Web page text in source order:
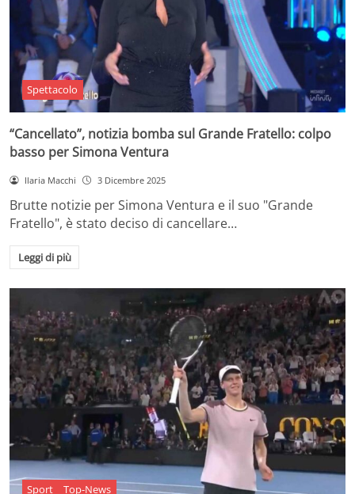
Spettacolo
“Cancellato”, notizia bomba sul Grande Fratello: colpo
basso per Simona Ventura
Ilaria Macchi 3 Dicembre 2025
Brutte notizie per Simona Ventura e il suo "Grande
Fratello", è stato deciso di cancellare…
Leggi di più
Sport Top-News